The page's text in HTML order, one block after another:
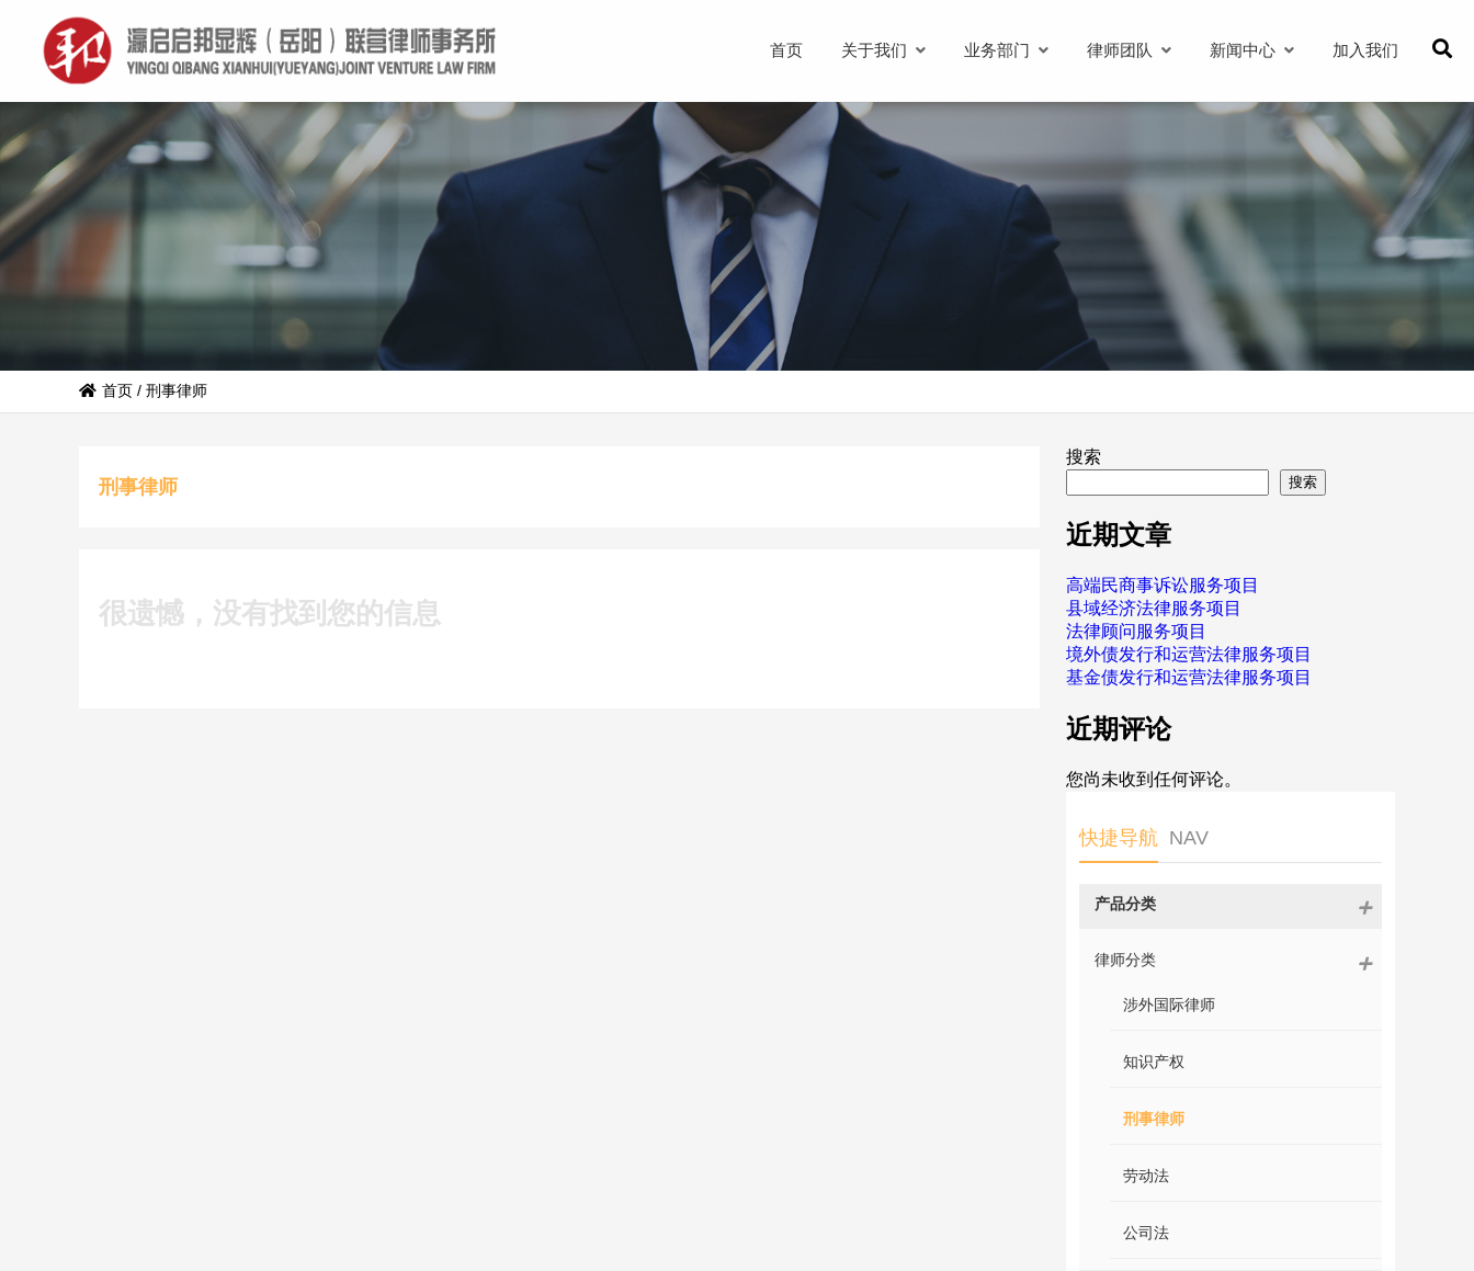
首页 关于我们 业务部门 律师团队 新闻中心 加入我们
首页 / 刑事律师
刑事律师
很遗憾，没有找到您的信息
搜索
搜索
近期文章
高端民商事诉讼服务项目
县域经济法律服务项目
法律顾问服务项目
境外债发行和运营法律服务项目
基金债发行和运营法律服务项目
近期评论
您尚未收到任何评论。
快捷导航 NAV
产品分类
律师分类
涉外国际律师
知识产权
刑事律师
劳动法
公司法